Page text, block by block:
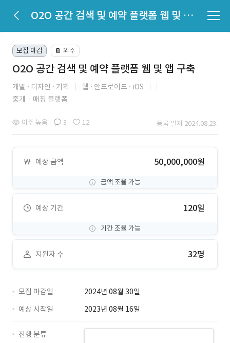
O2O 공간 검색 및 예약 플랫폼 웹 및 앱 구축
모집 마감 📔 외주
O2O 공간 검색 및 예약 플랫폼 웹 및 앱 구축
개발 디자인 기획 웹 안드로이드
iOS
중개ㆍ매칭 플랫폼
아주 높음 3 12 등록 일자 2024.08.23.
예상 금액 50,000,000원
금액 조율 가능
예상 기간 120일
기간 조율 가능
지원자 수 32명
모집 마감일
2024년 08월 30일
예상 시작일
2023년 08월 16일
진행 분류